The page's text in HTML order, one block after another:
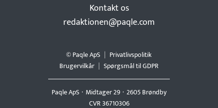
Kontakt os
redaktionen@paqle.com
Paqle ApS Midtager 29 2605 Brøndby
CVR 36710306
© Paqle ApS
Privatlivspolitik
Brugervilkår
Spørgsmål til GDPR